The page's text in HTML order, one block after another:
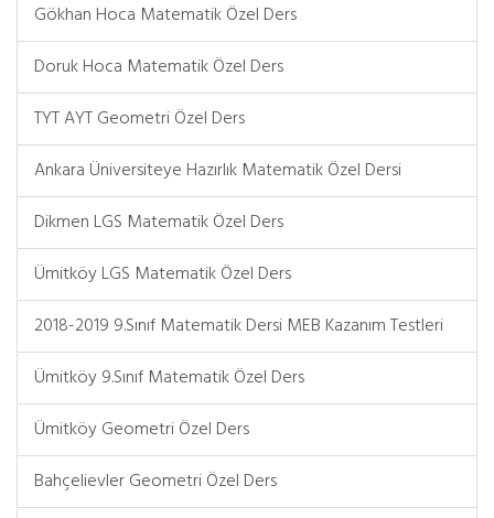
Gökhan Hoca Matematik Özel Ders
Doruk Hoca Matematik Özel Ders
TYT AYT Geometri Özel Ders
Ankara Üniversiteye Hazırlık Matematik Özel Dersi
Dikmen LGS Matematik Özel Ders
Ümitköy LGS Matematik Özel Ders
2018-2019 9.Sınıf Matematik Dersi MEB Kazanım Testleri
Ümitköy 9.Sınıf Matematik Özel Ders
Ümitköy Geometri Özel Ders
Bahçelievler Geometri Özel Ders